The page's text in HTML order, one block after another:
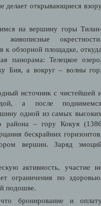
делает открывающиеся
на вершину горы
обзорной площадке,
панорама: Телецкое
Бия, а вокруг – волны
источник с чистейшей
а после
одной из самых
района – гору Кокуя
бескрайних
вершин. Заряд
активность, участие
ограничения по
подошве.
бронирование и